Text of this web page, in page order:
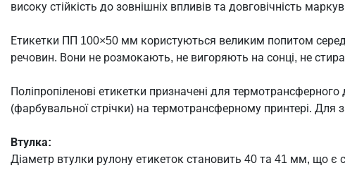
високу стійкість до зовнішніх впливів та довговічність
Етикетки ПП 100×50 мм користуються великим попитом серед
речовин. Вони не розмокають, не вигоряють на сонці, не
Поліпропіленові етикетки призначені для
(фарбувальної стрічки) на термотрансферному принтері. Для
Втулка:
Діаметр втулки рулону етикеток становить 40 та 41 мм, що є